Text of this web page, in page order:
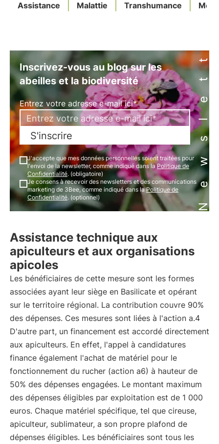
Assistance Malattie Transhumance Newsletter
Inscrivez-vous au blog sur les
abeilles et la biodiversité
Entrez votre adresse e-mail ici*
S'inscrire
J'accepte que mes données personnelles soient traitées pour
l'envoi de la newsletter, comme indiqué dans laPolitique de
Confidentialité. (obligatoire)
Je consens à recevoir des newsletters et des communications
marketing de 3Bee, comme indiqué dans laPolitique de
Confidentialité. (optionnel)
Assistance technique aux
apiculteurs et aux organisations
apicoles
Les bénéficiaires de cette mesure sont les formes
associées ayant leur siège en Basilicate et opérant
sur le territoire régional. La contribution couvre 90%
des dépenses. Ces mesures sont liées à l'action a.4
D'autre part, un financement est accordé directement
aux apiculteurs. En effet, l'appel à candidatures
finance également l'achat de matériel pour le
fonctionnement du rucher (action a6) à hauteur de
50% des dépenses engagées. Le montant maximum
des dépenses éligibles par exploitation est de 1 000
euros. Chaque matériel spécifique, tel que cireuse,
apiculteur, sublimateur, a son propre plafond de
dépenses éligibles. Les bénéficiaires sont tous les